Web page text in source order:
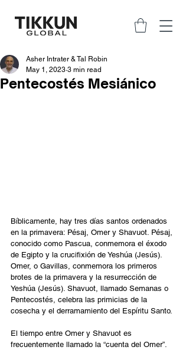
Pentecostés Mesiánico
Asher Intrater & Tal Robin
May 1, 2023 3 min read
Bíblicamente, hay tres días santos ordenados
en la primavera: Pésaj, Omer y Shavuot. Pésaj,
conocido como Pascua, conmemora el éxodo
de Egipto y la crucifixión de Yeshúa (Jesús).
Omer, o Gavillas, conmemora los primeros
brotes de la primavera y la resurrección de
Yeshúa (Jesús). Shavuot, llamado Semanas o
Pentecostés, celebra las primicias de la
cosecha y el derramamiento del Espíritu Santo.
El tiempo entre Omer y Shavuot es
frecuentemente llamado la “cuenta del Omer”.